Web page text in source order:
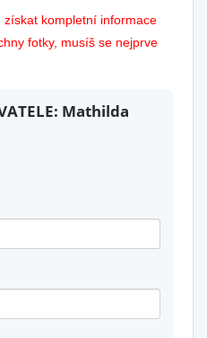
získat kompletní informace
fotky, musíš se nejprve
Mathilda